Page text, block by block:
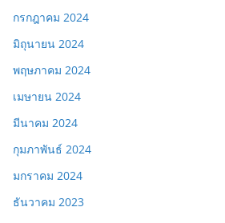
กรกฎาคม 2024
มิถุนายน 2024
พฤษภาคม 2024
เมษายน 2024
มีนาคม 2024
กุมภาพันธ์ 2024
มกราคม 2024
ธันวาคม 2023